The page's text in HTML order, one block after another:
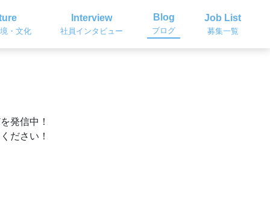
・文化
Interview
社員インタビュー
Blog
ブログ
Job List
募集一覧
発信中！
ださい！